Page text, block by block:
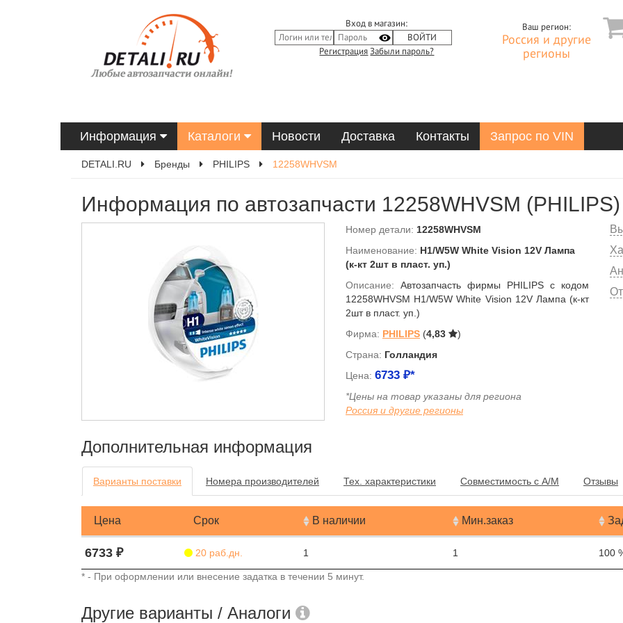
Вход в магазин:
Регистрация Забыли пароль?
Ваш регион:
Россия и другие
регионы
Информация Каталоги Новости Доставка Контакты Запрос по VIN
DETALI.RU Бренды PHILIPS 12258WHVSM
Информация по автозапчасти 12258WHVSM (PHILIPS)
Номер детали: 12258WHVSM
Наименование: H1/W5W White Vision 12V Лампа
(к-кт 2шт в пласт. уп.)
Описание: Автозапчасть фирмы PHILIPS с кодом
12258WHVSM H1/W5W White Vision 12V Лампа (к-кт
2шт в пласт. уп.)
Фирма: PHILIPS (4,83
)
Страна: Голландия
Цена: 6733 ₽*
*Цены на товар указаны для региона
Россия и другие регионы
Дополнительная информация
Варианты поставки Номера производителей Тех. характеристики Совместимость с А/М Отзывы
Цена Срок В наличии Мин.заказ
6733 ₽ 20 раб.дн. 1 1 100
* - При оформлении или внесение задатка в течении 5 минут.
Другие варианты / Аналоги